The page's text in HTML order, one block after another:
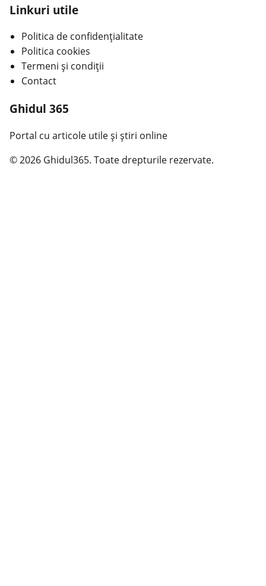
Linkuri utile
Politica de confidențialitate
Politica cookies
Termeni și condiții
Contact
Ghidul 365
Portal cu articole utile și știri online
© 2026 Ghidul365. Toate drepturile rezervate.